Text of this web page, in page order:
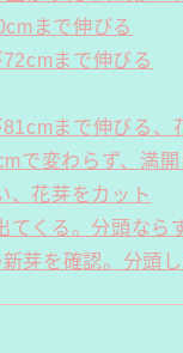
まで伸びる
まで伸びる
まで伸びる、
変わらず、満開
花芽をカット
くる。分頭ならず
を確認。分頭し